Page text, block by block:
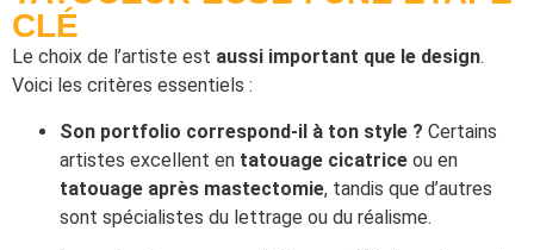
CLÉ
Le choix de l’artiste est aussi important que le design.
Voici les critères essentiels :
Son portfolio correspond-il à ton style ? Certains
artistes excellent en tatouage cicatrice ou en
tatouage après mastectomie, tandis que d’autres
sont spécialistes du lettrage ou du réalisme.